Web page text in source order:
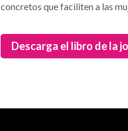
concretos que faciliten a las
Descarga el libro de la